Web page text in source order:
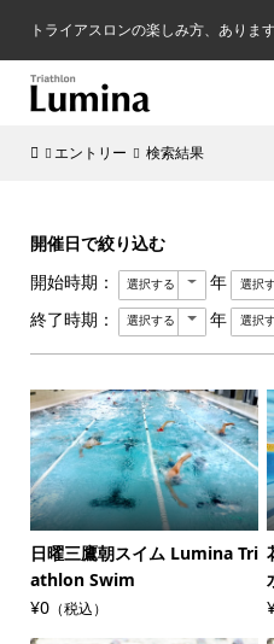
トライアスロンの楽しみ方、あります
エントリー 検索結果
開催日で絞り込む
開始時期：
年
終了時期：
年
日曜三鷹朝スイム Lumina Tri
athlon Swim
¥0（税込）